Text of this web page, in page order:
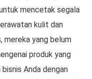
mencetak segala
kulit dan
mereka yang belum
produk yang
Anda dengan